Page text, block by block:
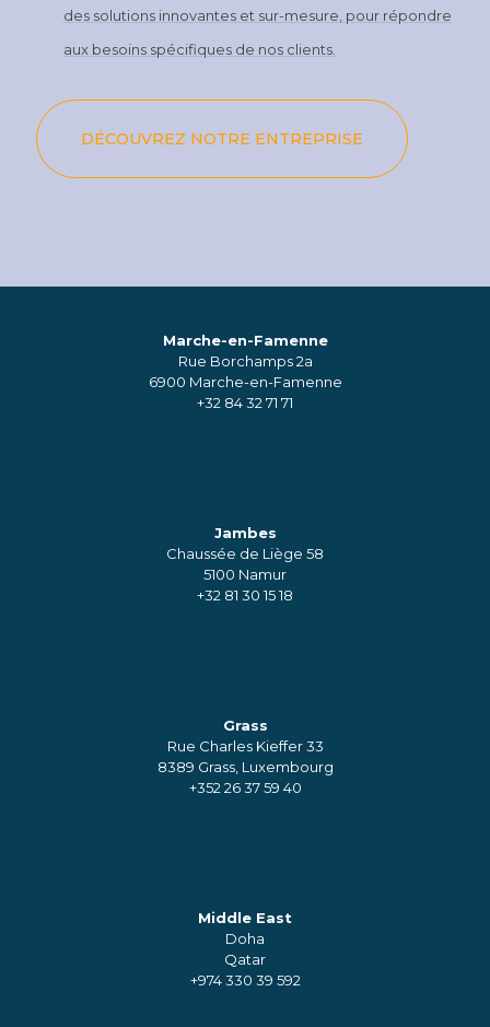
des solutions innovantes et sur-mesure, pour répondre
aux besoins spécifiques de nos clients.
DÉCOUVREZ NOTRE ENTREPRISE
Marche-en-Famenne
Rue Borchamps 2a
6900 Marche-en-Famenne
+32 84 32 71 71
Jambes
Chaussée de Liège 58
5100 Namur
+32 81 30 15 18
Grass
Rue Charles Kieffer 33
8389 Grass, Luxembourg
+352 26 37 59 40
Middle East
Doha
Qatar
+974 330 39 592